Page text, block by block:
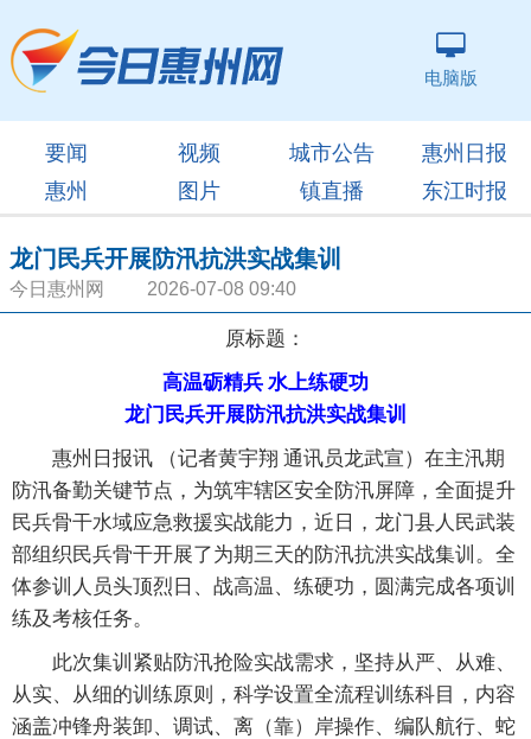
电脑版
要闻 视频 城市公告
惠州日报
惠州
图片 镇直播 东江时报
龙门民兵开展防汛抗洪实战集训
今日惠州网 2026-07-08 09:40
原标题：
高温砺精兵 水上练硬功
龙门民兵开展防汛抗洪实战集训
惠州日报讯 （记者黄宇翔 通讯员龙武宣）在主汛期
防汛备勤关键节点，为筑牢辖区安全防汛屏障，全面提升
民兵骨干水域应急救援实战能力，近日，龙门县人民武装
部组织民兵骨干开展了为期三天的防汛抗洪实战集训。全
体参训人员头顶烈日、战高温、练硬功，圆满完成各项训
练及考核任务。
此次集训紧贴防汛抢险实战需求，坚持从严、从难、
从实、从细的训练原则，科学设置全流程训练科目，内容
涵盖冲锋舟装卸、调试、离（靠）岸操作、编队航行、蛇